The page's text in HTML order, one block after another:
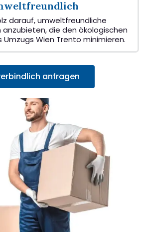
darauf, umweltfreundliche
die den ökologischen
Umzugs Wien Trento minimieren.
anfragen